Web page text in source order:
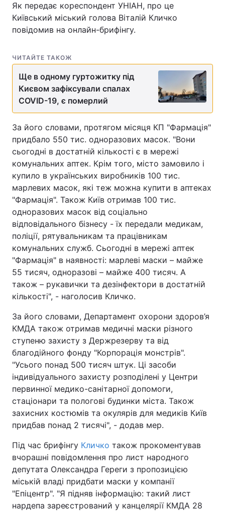
Як передає кореспондент УНІАН, про це
Київський міський голова Віталій Кличко
повідомив на онлайн-брифінгу.
ЧИТАЙТЕ ТАКОЖ
Ще в одному гуртожитку під
Києвом зафіксували спалах
COVID-19, є померлий
За його словами, протягом місяця КП "Фармація"
придбало 550 тис. одноразових масок. "Вони
сьогодні в достатній кількості є в мережі
комунальних аптек. Крім того, місто замовило і
купило в українських виробників 100 тис.
марлевих масок, які теж можна купити в аптеках
"Фармація". Також Київ отримав 100 тис.
одноразових масок від соціально
відповідального бізнесу - їх передали медикам,
поліції, рятувальникам та працівникам
комунальних служб. Сьогодні в мережі аптек
"Фармація" в наявності: марлеві маски – майже
55 тисяч, одноразові – майже 400 тисяч. А
також – рукавички та дезінфектори в достатній
кількості", - наголосив Кличко.
За його словами, Департамент охорони здоров’я
КМДА також отримав медичні маски різного
ступеню захисту з Держрезерву та від
благодійного фонду "Корпорація монстрів".
"Усього понад 500 тисяч штук. Ці засоби
індивідуального захисту розподілені у Центри
первинної медико-санітарної допомоги,
стаціонари та пологові будинки міста. Також
захисних костюмів та окулярів для медиків Київ
придбав понад 2 тисячі", - додав мер.
Під час брифінгу Кличко також прокоментував
вчорашні повідомлення про лист народного
депутата Олександра Гереги з пропозицією
міській владі придбати маски у компанії
"Епіцентр". "Я підняв інформацію: такий лист
нардепа зареєстрований у канцелярії КМДА 28